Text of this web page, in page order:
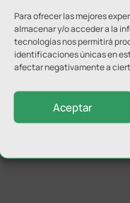
Para ofrecer las mejores
almacenar y/o acceder a la
tecnologías nos permitirá
identificaciones únicas en
afectar negativamente a
Aceptar
y al jugador MVP.
de Juventud y
participar será
fin de que puedan
contará con árbitros
de barra.